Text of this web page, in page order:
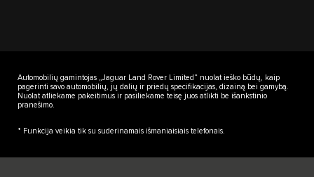
Automobilių gamintojas „Jaguar Land Rover Limited“ nuolat ieško būdų, kaip
pagerinti savo automobilių, jų dalių ir priedų specifikacijas, dizainą bei gamybą.
Nuolat atliekame pakeitimus ir pasiliekame teisę juos atlikti be išankstinio
pranešimo.
* Funkcija veikia tik su suderinamais išmaniaisiais telefonais.